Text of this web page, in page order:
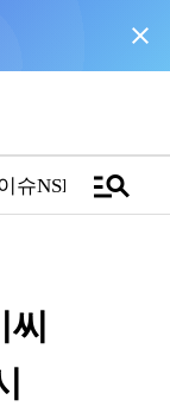
close
슈NSPTVmanage_search